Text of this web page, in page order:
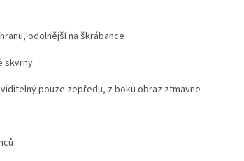
odolnější na škrábance
skvrny
pouze zepředu, z boku obraz ztmavne